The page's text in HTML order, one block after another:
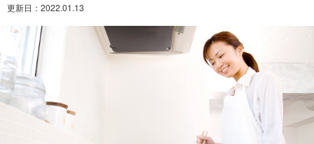
更新日： 2022.01.13